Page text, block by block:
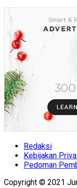
Redaksi
Kebijakan
Pedoman
Copyright © 2021